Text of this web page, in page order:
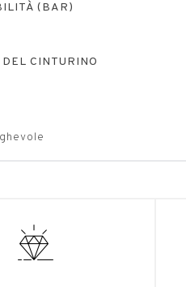
(BAR)
CINTURINO